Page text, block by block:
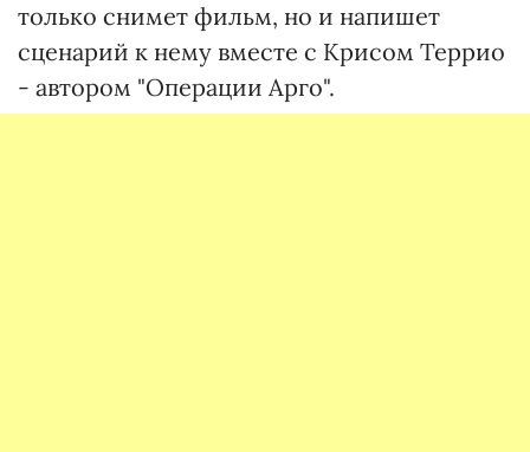
только снимет фильм, но и напишет
сценарий к нему вместе с Крисом Террио
- автором "Операции Арго".